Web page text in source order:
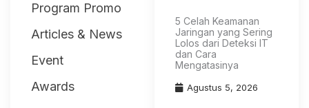
Program Promo
Articles & News
Event
Awards
5 Celah Keamanan
Jaringan yang Sering
Lolos dari Deteksi IT
dan Cara
Mengatasinya
Agustus 5, 2026